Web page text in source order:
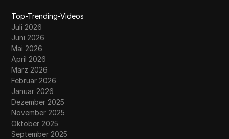
Top-Trending-Videos
Juli 2026
Juni 2026
Mai 2026
April 2026
März 2026
Februar 2026
Januar 2026
Dezember 2025
November 2025
Oktober 2025
September 2025